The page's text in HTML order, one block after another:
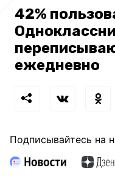
42%
ежедневно
Подписывайтесь на